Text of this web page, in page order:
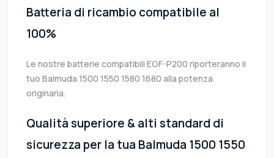
Batteria di ricambio compatibile al
100%
Le nostre batterie compatibili EGF-P200 riporteranno il
tuo Balmuda 1500 1550 1580 1680 alla potenza
originaria.
Qualità superiore & alti standard di
sicurezza per la tua Balmuda 1500 1550